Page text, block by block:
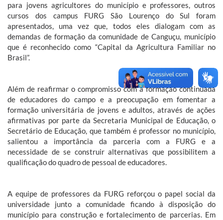
para jovens agricultores do município e professores, outros
cursos dos campus FURG São Lourenço do Sul foram
apresentados, uma vez que, todos eles dialogam com as
demandas de formação da comunidade de Canguçu, município
que é reconhecido como “Capital da Agricultura Familiar no
Brasil”.
Além de reafirmar o compromisso com a formação continuada
de educadores do campo e a preocupação em fomentar a
formação universitária de jovens e adultos, através de ações
afirmativas por parte da Secretaria Municipal de Educação, o
Secretário de Educação, que também é professor no município,
salientou a importância da parceria com a FURG e a
necessidade de se construir alternativas que possibilitem a
qualificação do quadro de pessoal de educadores.
A equipe de professores da FURG reforçou o papel social da
universidade junto a comunidade ficando à disposição do
município para construção e fortalecimento de parcerias. Em